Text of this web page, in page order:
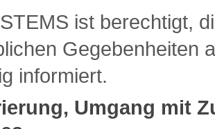
ist berechtigt,
Gegebenheiten
informiert.
Umgang mit